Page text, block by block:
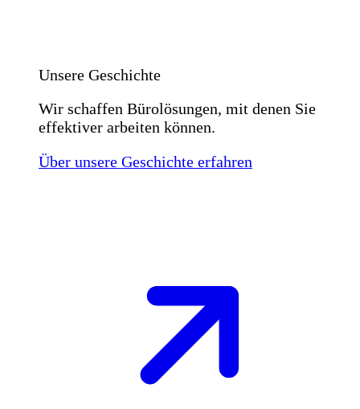
Unsere Geschichte
Wir schaffen Bürolösungen, mit denen Sie
effektiver arbeiten können.
Über unsere Geschichte erfahren